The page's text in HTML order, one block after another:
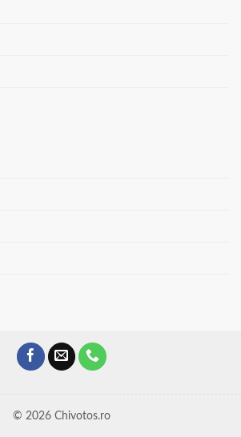
© 2026 Chivotos.ro